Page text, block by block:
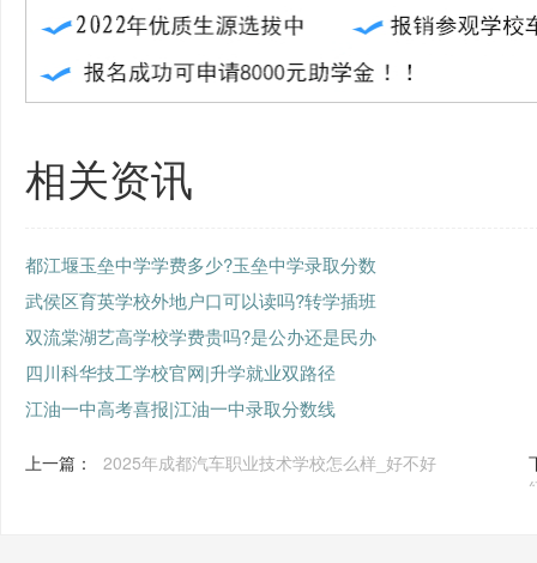
相关资讯
都江堰玉垒中学学费多少?玉垒中学录取分数
武侯区育英学校外地户口可以读吗?转学插班
双流棠湖艺高学校学费贵吗?是公办还是民办
四川科华技工学校官网|升学就业双路径
江油一中高考喜报|江油一中录取分数线
上一篇： 2025年成都汽车职业技术学校怎么样_好不好